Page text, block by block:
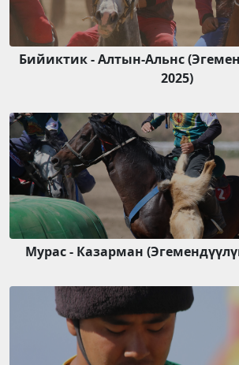
Бийиктик - Алтын-Альнс
2025)
Мурас - Казарман